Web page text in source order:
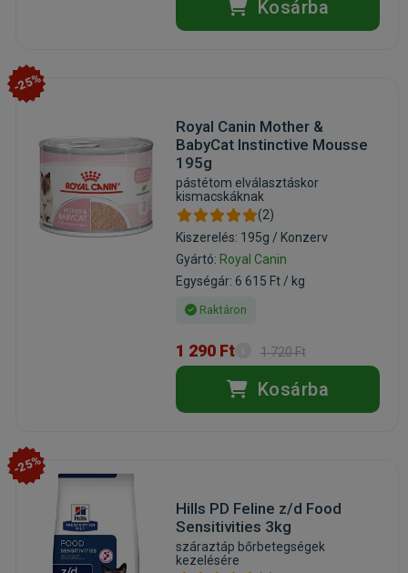
Kosárba
-25%
Royal Canin Mother &
BabyCat Instinctive Mousse
195g
pástétom elválasztáskor
kismacskáknak
(2)
Kiszerelés: 195g / Konzerv
Gyártó: Royal Canin
Egységár: 6 615 Ft / kg
Raktáron
1 290 Ft 1 720 Ft
Kosárba
-25%
Hills PD Feline z/d Food
Sensitivities 3kg
száraztáp bőrbetegségek
kezelésére